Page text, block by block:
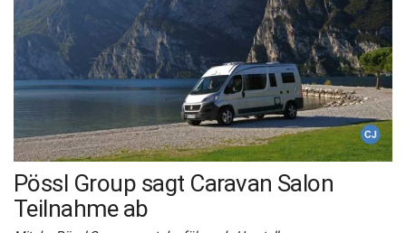
Pössl Group sagt Caravan Salon
Teilnahme ab